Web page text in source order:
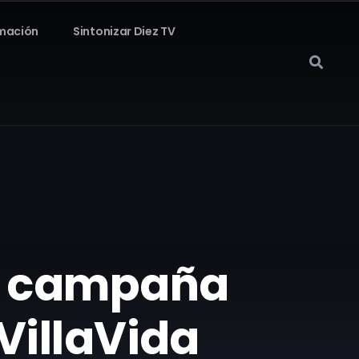
Sintonizar Diez TV
campaña